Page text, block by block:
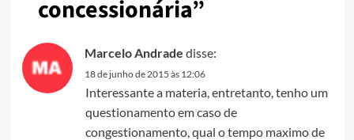
concessionária”
Marcelo Andrade disse:
18 de junho de 2015 às 12:06
Interessante a materia, entretanto, tenho um
questionamento em caso de
congestionamento, qual o tempo maximo de